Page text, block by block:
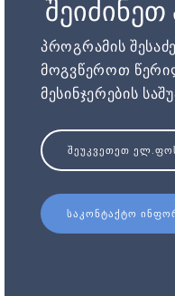
პროგრამის
მოგვწეროთ
მესინჯერების
ᲨᲔᲣᲙᲕᲔᲗᲔᲗ
ᲡᲐᲙᲝᲜᲢᲐᲥᲢᲝ